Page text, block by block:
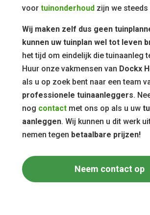
voor tuinonderhoudzijn we steeds
Wij maken zelf dus geen
kunnen uw tuinplan wel tot leven
het tijd om eindelijk die tuinaanleg
Huur onze vakmensen van Dockx
als u op zoek bent naar een team
professionele tuinaanleggers.
nog contactmet ons op als u uw
aanleggen. Wij kunnen u dit werk
nemen tegen betaalbare prijzen!
Neem contact op